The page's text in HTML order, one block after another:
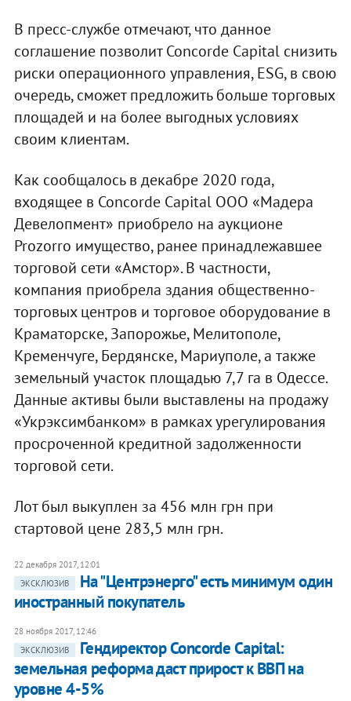
В пресс-службе отмечают, что данное
соглашение позволит Concorde Capital снизить
риски операционного управления, ESG, в свою
очередь, сможет предложить больше торговых
площадей и на более выгодных условиях
своим клиентам.
Как сообщалось в декабре 2020 года,
входящее в Concorde Capital ООО «Мадера
Девелопмент» приобрело на аукционе
Prozorro имущество, ранее принадлежавшее
торговой сети «Амстор». В частности,
компания приобрела здания общественно-
торговых центров и торговое оборудование в
Краматорске, Запорожье, Мелитополе,
Кременчуге, Бердянске, Мариуполе, а также
земельный участок площадью 7,7 га в Одессе.
Данные активы были выставлены на продажу
«Укрэксимбанком» в рамках урегулирования
просроченной кредитной задолженности
торговой сети.
Лот был выкуплен за 456 млн грн при
стартовой цене 283,5 млн грн.
22 декабря 2017, 12:01
ЭКСКЛЮЗИВ
На "Центрэнерго" есть минимум один
иностранный покупатель
28 ноября 2017, 12:46
ЭКСКЛЮЗИВ
Гендиректор Concorde Capital:
земельная реформа даст прирост к ВВП на
уровне 4-5%